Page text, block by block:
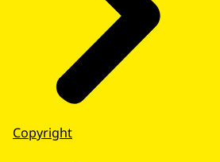
Copyright